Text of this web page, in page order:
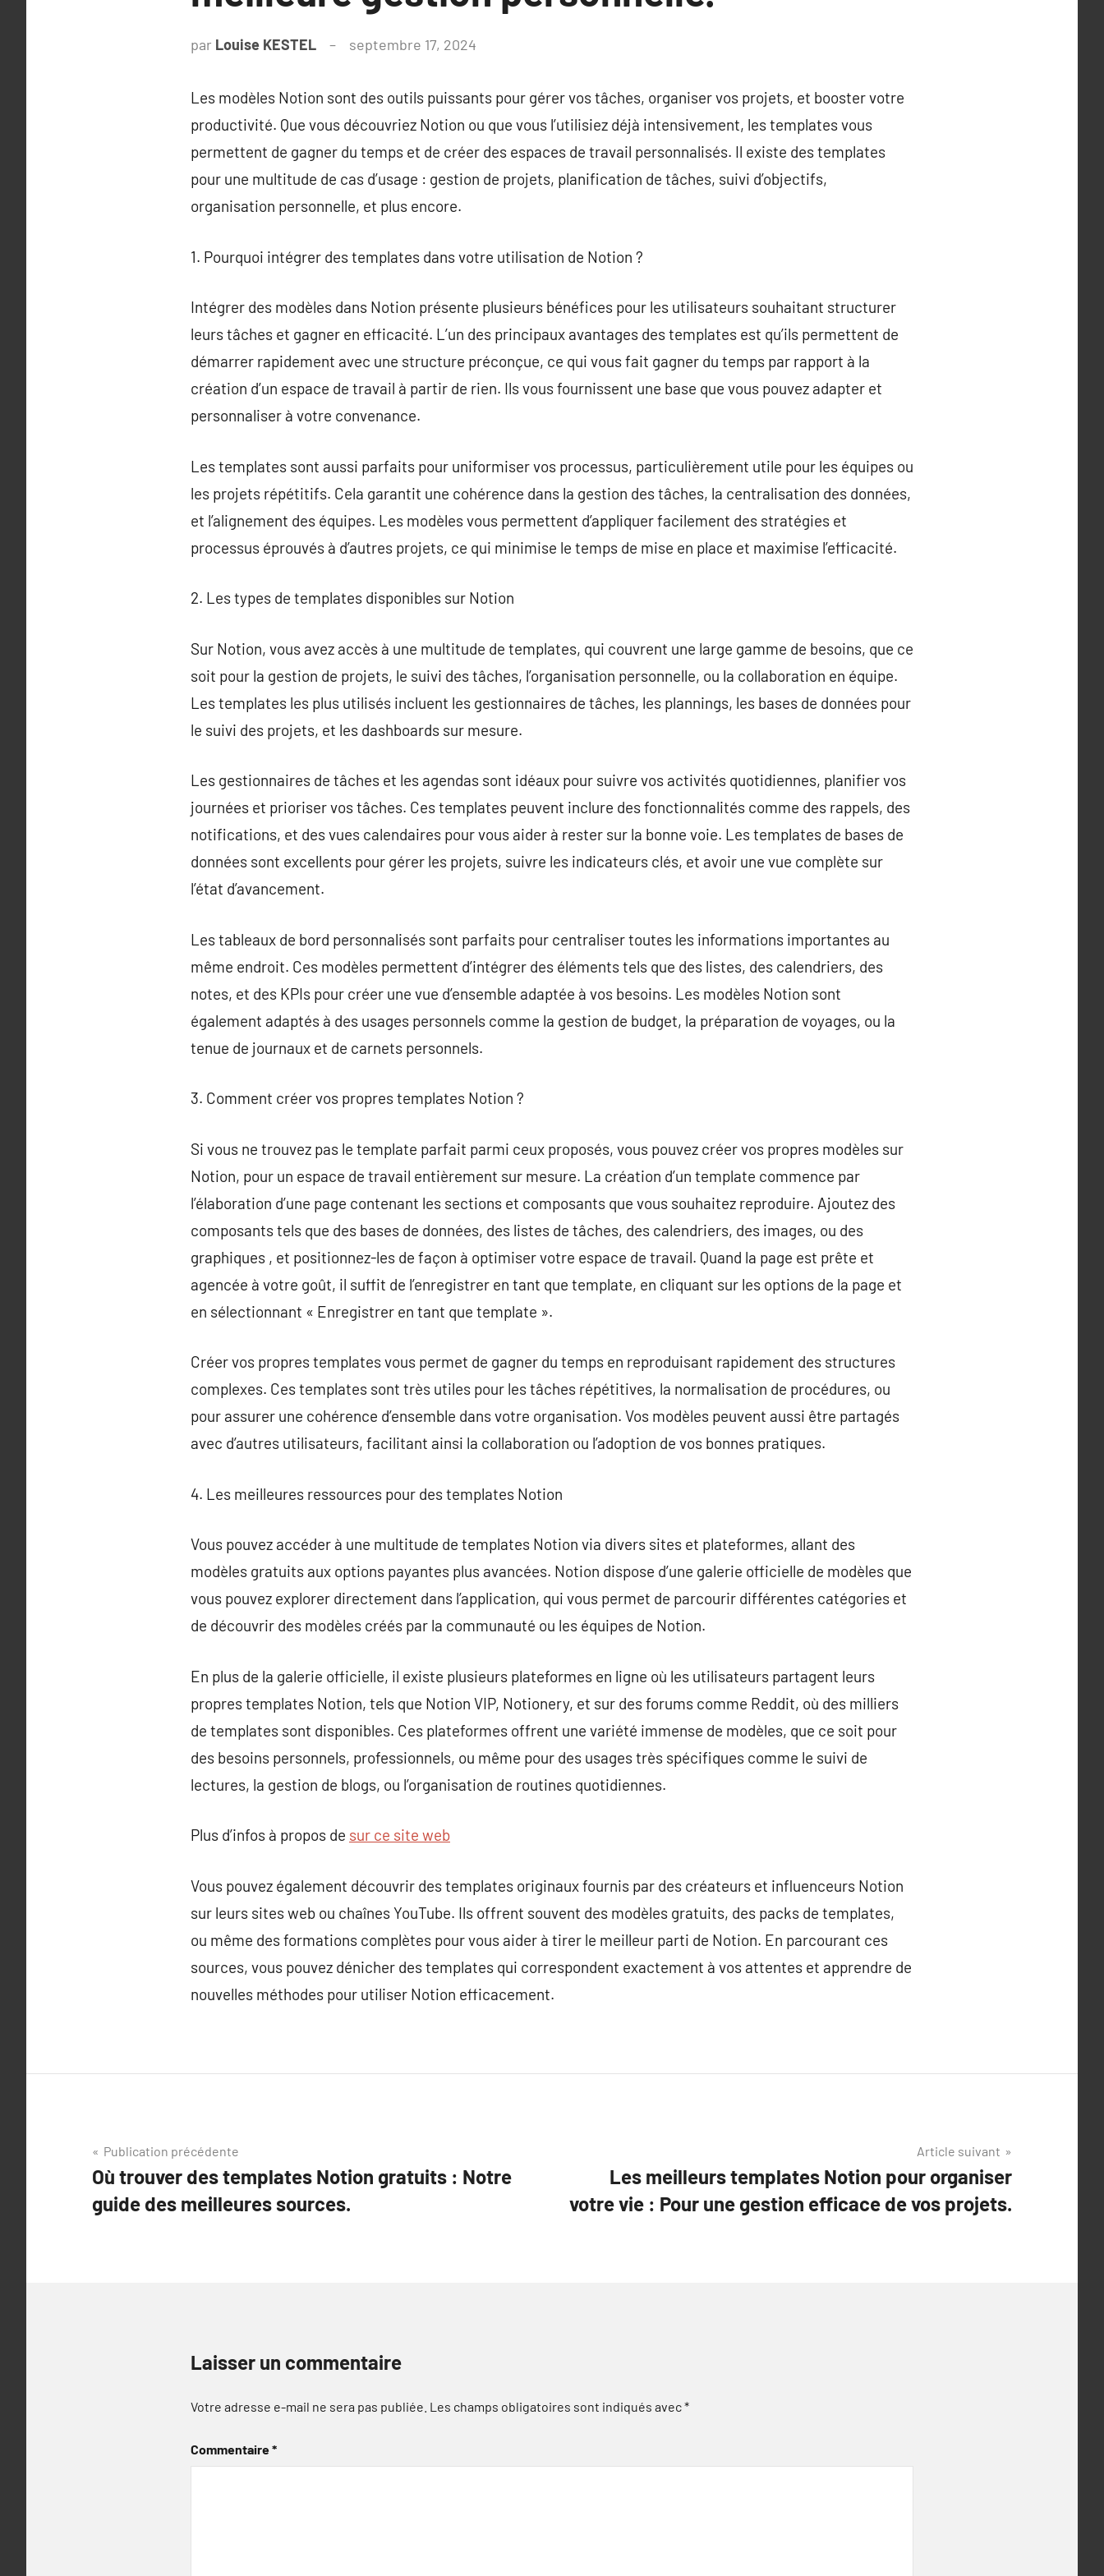
par Louise KESTEL septembre 17, 2024
Les modèles Notion sont des outils puissants pour gérer vos tâches, organiser vos projets, et booster votre
productivité. Que vous découvriez Notion ou que vous l’utilisiez déjà intensivement, les templates vous
permettent de gagner du temps et de créer des espaces de travail personnalisés. Il existe des templates
pour une multitude de cas d’usage : gestion de projets, planification de tâches, suivi d’objectifs,
organisation personnelle, et plus encore.
1. Pourquoi intégrer des templates dans votre utilisation de Notion ?
Intégrer des modèles dans Notion présente plusieurs bénéfices pour les utilisateurs souhaitant structurer
leurs tâches et gagner en efficacité. L’un des principaux avantages des templates est qu’ils permettent de
démarrer rapidement avec une structure préconçue, ce qui vous fait gagner du temps par rapport à la
création d’un espace de travail à partir de rien. Ils vous fournissent une base que vous pouvez adapter et
personnaliser à votre convenance.
Les templates sont aussi parfaits pour uniformiser vos processus, particulièrement utile pour les équipes ou
les projets répétitifs. Cela garantit une cohérence dans la gestion des tâches, la centralisation des données,
et l’alignement des équipes. Les modèles vous permettent d’appliquer facilement des stratégies et
processus éprouvés à d’autres projets, ce qui minimise le temps de mise en place et maximise l’efficacité.
2. Les types de templates disponibles sur Notion
Sur Notion, vous avez accès à une multitude de templates, qui couvrent une large gamme de besoins, que ce
soit pour la gestion de projets, le suivi des tâches, l’organisation personnelle, ou la collaboration en équipe.
Les templates les plus utilisés incluent les gestionnaires de tâches, les plannings, les bases de données pour
le suivi des projets, et les dashboards sur mesure.
Les gestionnaires de tâches et les agendas sont idéaux pour suivre vos activités quotidiennes, planifier vos
journées et prioriser vos tâches. Ces templates peuvent inclure des fonctionnalités comme des rappels, des
notifications, et des vues calendaires pour vous aider à rester sur la bonne voie. Les templates de bases de
données sont excellents pour gérer les projets, suivre les indicateurs clés, et avoir une vue complète sur
l’état d’avancement.
Les tableaux de bord personnalisés sont parfaits pour centraliser toutes les informations importantes au
même endroit. Ces modèles permettent d’intégrer des éléments tels que des listes, des calendriers, des
notes, et des KPIs pour créer une vue d’ensemble adaptée à vos besoins. Les modèles Notion sont
également adaptés à des usages personnels comme la gestion de budget, la préparation de voyages, ou la
tenue de journaux et de carnets personnels.
3. Comment créer vos propres templates Notion ?
Si vous ne trouvez pas le template parfait parmi ceux proposés, vous pouvez créer vos propres modèles sur
Notion, pour un espace de travail entièrement sur mesure. La création d’un template commence par
l’élaboration d’une page contenant les sections et composants que vous souhaitez reproduire. Ajoutez des
composants tels que des bases de données, des listes de tâches, des calendriers, des images, ou des
graphiques , et positionnez-les de façon à optimiser votre espace de travail. Quand la page est prête et
agencée à votre goût, il suffit de l’enregistrer en tant que template, en cliquant sur les options de la page et
en sélectionnant « Enregistrer en tant que template ».
Créer vos propres templates vous permet de gagner du temps en reproduisant rapidement des structures
complexes. Ces templates sont très utiles pour les tâches répétitives, la normalisation de procédures, ou
pour assurer une cohérence d’ensemble dans votre organisation. Vos modèles peuvent aussi être partagés
avec d’autres utilisateurs, facilitant ainsi la collaboration ou l’adoption de vos bonnes pratiques.
4. Les meilleures ressources pour des templates Notion
Vous pouvez accéder à une multitude de templates Notion via divers sites et plateformes, allant des
modèles gratuits aux options payantes plus avancées. Notion dispose d’une galerie officielle de modèles que
vous pouvez explorer directement dans l’application, qui vous permet de parcourir différentes catégories et
de découvrir des modèles créés par la communauté ou les équipes de Notion.
En plus de la galerie officielle, il existe plusieurs plateformes en ligne où les utilisateurs partagent leurs
propres templates Notion, tels que Notion VIP, Notionery, et sur des forums comme Reddit, où des milliers
de templates sont disponibles. Ces plateformes offrent une variété immense de modèles, que ce soit pour
des besoins personnels, professionnels, ou même pour des usages très spécifiques comme le suivi de
lectures, la gestion de blogs, ou l’organisation de routines quotidiennes.
Plus d’infos à propos de sur ce site web
Vous pouvez également découvrir des templates originaux fournis par des créateurs et influenceurs Notion
sur leurs sites web ou chaînes YouTube. Ils offrent souvent des modèles gratuits, des packs de templates,
ou même des formations complètes pour vous aider à tirer le meilleur parti de Notion. En parcourant ces
sources, vous pouvez dénicher des templates qui correspondent exactement à vos attentes et apprendre de
nouvelles méthodes pour utiliser Notion efficacement.
Navigation
de
l’article
Publication précédente
Où trouver des templates Notion gratuits : Notre
guide des meilleures sources.
Article suivant
Les meilleurs templates Notion pour organiser
votre vie : Pour une gestion efficace de vos projets.
Laisser un commentaire
Votre adresse e-mail ne sera pas publiée. Les champs obligatoires sont indiqués avec*
Commentaire*